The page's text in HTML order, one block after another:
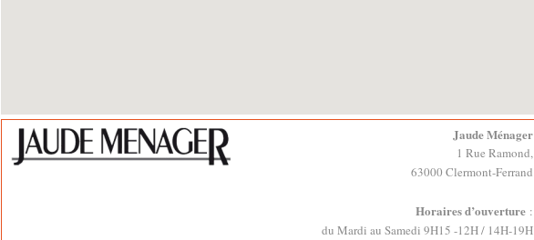
Jaude Ménager
1 Rue Ramond,
63000 Clermont-Ferrand
Horaires d’ouverture :
du Mardi au Samedi 9H15 -12H / 14H-19H